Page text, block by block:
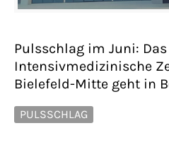
Pulsschlag im Juni:
Intensivmedizinische
Bielefeld-Mitte geht in
PULSSCHLAG